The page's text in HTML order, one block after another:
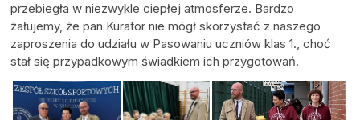
przebiegła w niezwykle ciepłej atmosferze. Bardzo
żałujemy, że pan Kurator nie mógł skorzystać z naszego
zaproszenia do udziału w Pasowaniu uczniów klas 1., choć
stał się przypadkowym świadkiem ich przygotowań.